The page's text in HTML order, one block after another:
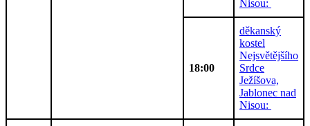
Nisou:
18:00
děkanský
kostel
Nejsvětějšího
Srdce
Ježíšova,
Jablonec nad
Nisou: